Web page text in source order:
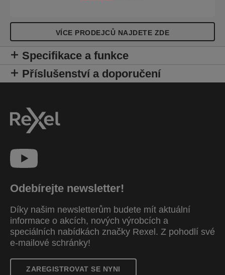
VÍCE PRODEJCŮ NAJDETE ZDE
Specifikace a funkce
Příslušenství a doporučení
Odebírejte newsletter!
Díky našim newsletterům budete mít aktuální
informace o akcích, nových výrobcích a
speciálních nabídkách značky Rexel. Z pohodlí své
e-mailové schránky!
ZAREGISTROVAT SE NYNI